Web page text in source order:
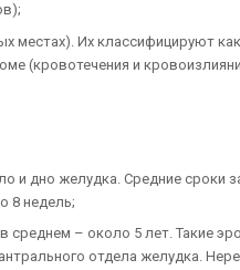
местах). Их классифицируют
(кровотечения и
и дно желудка. Средние сроки
8 недель;
– около 5 лет. Такие
отдела желудка.